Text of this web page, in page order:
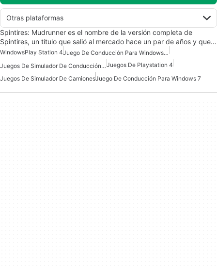
Otras plataformas
Spintires: Mudrunner es el nombre de la versión completa de
Spintires, un título que salió al mercado hace un par de años y que…
WindowsPlay Station 4
Juego De Conducción Para Windows 10
Juegos De Simulador De Conducción Para Windows 10Juegos De Playstation 4
Juegos De Simulador De CamionesJuego De Conducción Para Windows 7